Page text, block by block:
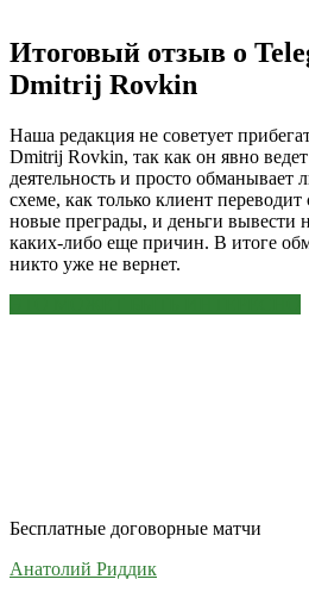
Итоговый отзыв о
Dmitrij Rovkin
Наша редакция не советует
Dmitrij Rovkin, так как он явно
деятельность и просто
схеме, как только клиент
новые преграды, и деньги вывести
каких-либо еще причин. В итоге
никто уже не вернет.
Бесплатные договорные матчи
Анатолий Риддик